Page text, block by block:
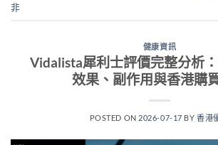
非
健康資訊
Vidalista犀利士評價完整分析
效果、副作用與香港購
POSTED ON 2026-07-17 BY香港